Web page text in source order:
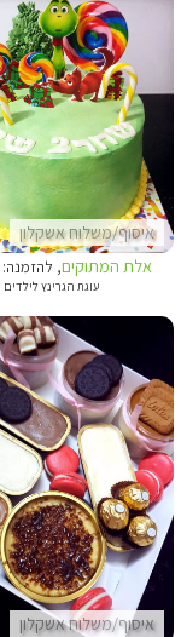
איסוף/משלוח אשקלון
אלת המתוקים
אלת המתוקים, להזמנה:
עוגת הגרינץ לילדים
איסוף/משלוח אשקלון
אלת המתוקים